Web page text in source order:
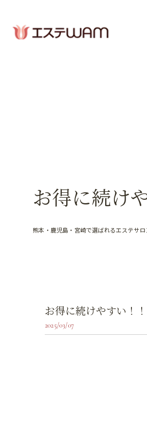
お得に続け
熊本・鹿児島・宮崎で選ばれるエステサロ
お得に続けやすい
2025/03/07